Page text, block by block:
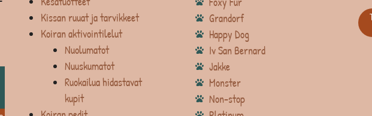
Kissan ruuat ja tarvikkeet
Koiran aktivointilelut
Nuolumatot
Nuuskumatot
Ruokailua hidastavat
kupit
Grandorf
Happy Dog
Iv San Bernard
Jakke
Monster
Non-stop